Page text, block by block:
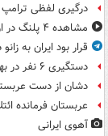
درگیری لفظی
مشاهده ۴ پلنگ در ارتفاعات میناب
قرار بود ایران به
دستگیری ۶ نفر در بهشهر به اتهام تشویش اذهان عمومی
دشان از دست
عربستان فرمانده
آهوی ایرانی